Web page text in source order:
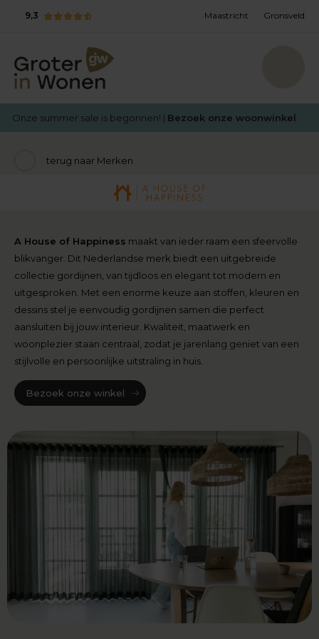
9,3 Maastricht Gronsveld
Onze summer sale is begonnen! | Bezoek onze woonwinkel
terug naar Merken
A House of Happiness maakt van ieder raam een sfeervolle
blikvanger. Dit Nederlandse merk biedt een uitgebreide
collectie gordijnen, van tijdloos en elegant tot modern en
uitgesproken. Met een enorme keuze aan stoffen, kleuren en
dessins stel je eenvoudig gordijnen samen die perfect
aansluiten bij jouw interieur. Kwaliteit, maatwerk en
woonplezier staan centraal, zodat je jarenlang geniet van een
stijlvolle en persoonlijke uitstraling in huis.
Bezoek onze winkel